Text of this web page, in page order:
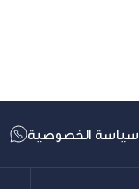
سياسة الخصوصية